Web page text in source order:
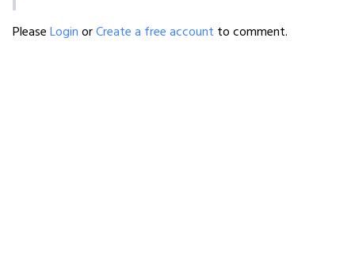
PleaseLoginorCreate a free account to comment.